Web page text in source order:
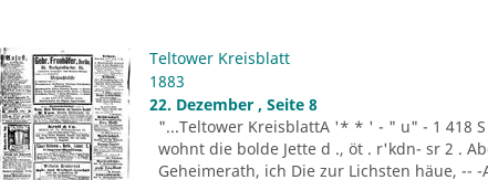
Teltower Kreisblatt
1883
22. Dezember , Seite 8
"...Teltower KreisblattA '* * ' - " u" - 1 418
wohnt die bolde Jette d ., öt . r'kdn- sr 2 .
Geheimerath, ich Die zur Lichsten häue, --